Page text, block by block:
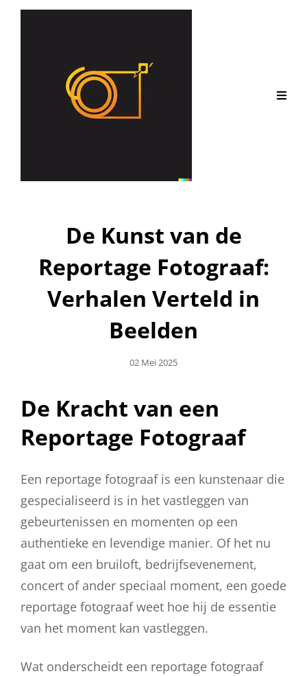
De Kunst van de
Reportage Fotograaf:
Verhalen Verteld in
Beelden
Geplaatst
02 Mei 2025
De Kracht van een
Reportage Fotograaf
Een reportage fotograaf is een kunstenaar die
gespecialiseerd is in het vastleggen van
gebeurtenissen en momenten op een
authentieke en levendige manier. Of het nu
gaat om een bruiloft, bedrijfsevenement,
concert of ander speciaal moment, een goede
reportage fotograaf weet hoe hij de essentie
van het moment kan vastleggen.
Wat onderscheidt een reportage fotograaf